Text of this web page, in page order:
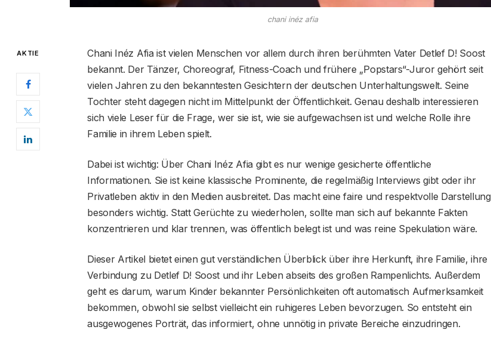
chani inéz afia
AKTIE
Chani Inéz Afia ist vielen Menschen vor allem durch ihren berühmten Vater Detlef D! Soost
bekannt. Der Tänzer, Choreograf, Fitness-Coach und frühere „Popstars“-Juror gehört seit
vielen Jahren zu den bekanntesten Gesichtern der deutschen Unterhaltungswelt. Seine
Tochter steht dagegen nicht im Mittelpunkt der Öffentlichkeit. Genau deshalb interessieren
sich viele Leser für die Frage, wer sie ist, wie sie aufgewachsen ist und welche Rolle ihre
Familie in ihrem Leben spielt.
Dabei ist wichtig: Über Chani Inéz Afia gibt es nur wenige gesicherte öffentliche
Informationen. Sie ist keine klassische Prominente, die regelmäßig Interviews gibt oder ihr
Privatleben aktiv in den Medien ausbreitet. Das macht eine faire und respektvolle Darstellung
besonders wichtig. Statt Gerüchte zu wiederholen, sollte man sich auf bekannte Fakten
konzentrieren und klar trennen, was öffentlich belegt ist und was reine Spekulation wäre.
Dieser Artikel bietet einen gut verständlichen Überblick über ihre Herkunft, ihre Familie, ihre
Verbindung zu Detlef D! Soost und ihr Leben abseits des großen Rampenlichts. Außerdem
geht es darum, warum Kinder bekannter Persönlichkeiten oft automatisch Aufmerksamkeit
bekommen, obwohl sie selbst vielleicht ein ruhigeres Leben bevorzugen. So entsteht ein
ausgewogenes Porträt, das informiert, ohne unnötig in private Bereiche einzudringen.